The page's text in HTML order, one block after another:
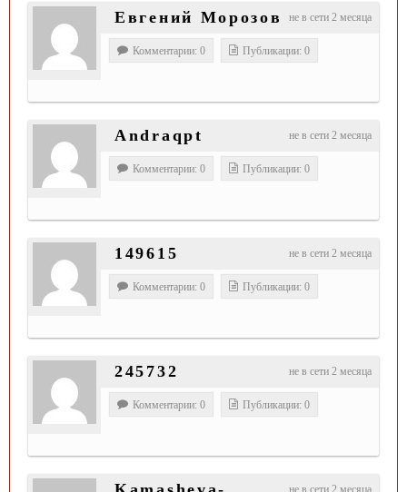
не в сети 2 месяца
Евгений Морозов
Комментарии: 0 Публикации: 0
не в сети 2 месяца
Andraqpt
Комментарии: 0 Публикации: 0
не в сети 2 месяца
149615
Комментарии: 0 Публикации: 0
не в сети 2 месяца
245732
Комментарии: 0 Публикации: 0